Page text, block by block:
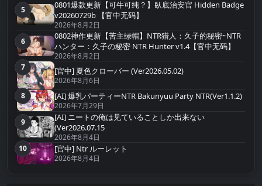
第5名
5
0801爆款更新【可牛可纯？】臥底治安官 Hidden Badge
v20260729b 【官中无码】
2026年8月2日
第6名
6
0802神作更新【苦主绿帽】NTR猎人：久子的秘密~NTR
ハンター：久子の秘密 NTR Hunter v1.4【官中无码】
2026年8月2日
第7名
7 [官中] 夏色クローバー (Ver2026.05.02)
2026年8月6日
第8名
8 [AI] 爆乳パーティーNTR Bakunyuu Party NTR(Ver1.1.2)
2026年7月29日
第9名
9
[AI] ニートの俺は见ていることしか出来ない
(Ver2026.07.15
2026年8月4日
第10名
10 [官中] Ntr ルーレット
2026年8月4日